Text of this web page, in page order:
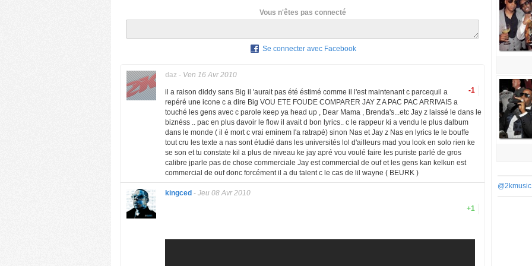
Vous n'êtes pas connecté
Se connecter avec Facebook
daz - Ven 16 Avr 2010
-1
il a raison diddy sans Big il 'aurait pas été éstimé comme il l'est maintenant c parcequil a
repéré une icone c a dire Big VOU ETE FOUDE COMPARER JAY Z A PAC PAC ARRIVAIS a
touché les gens avec c parole keep ya head up , Dear Mama , Brenda's...etc Jay z laissé le dans le
biznéss .. pac en plus davoir le flow il avait d bon lyrics.. c le rappeur ki a vendu le plus dalbum
dans le monde ( il é mort c vrai eminem l'a ratrapé) sinon Nas et Jay z Nas en lyrics te le bouffe
tout cru les texte a nas sont étudié dans les universités lol d'ailleurs mad you look en solo rien ke
se son et tu constate kil a plus de niveau ke jay apré vou voulé faire les puriste parlé de gros
calibre jparle pas de chose commerciale Jay est commercial de ouf et les gens kan kelkun est
commercial de ouf donc forcément il a du talent c le cas de lil wayne ( BEURK )
kingced - Jeu 08 Avr 2010
+1
@2kmusic